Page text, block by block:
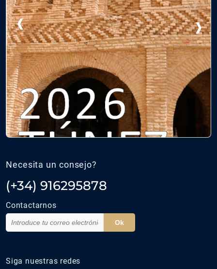
‹ ›
Necesita un consejo?
(+34) 916295878
Contactarnos
Ok
Siga nuestras redes